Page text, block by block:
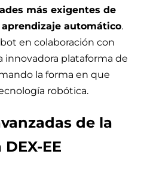
más exigentes de
automático.
en colaboración con
innovadora plataforma de
la forma en que
robótica.
de la
EE